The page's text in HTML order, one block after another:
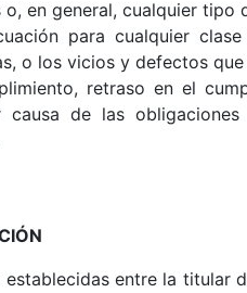
o, en general, cualquier tipo
para cualquier
o los vicios y defectos
retraso en el
causa de las
establecidas entre la titular